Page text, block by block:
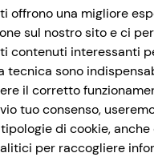
offrono una migliore
sul nostro sito e ci
contenuti interessanti
tecnica sono
il corretto
tuo consenso,
di cookie, anche
per raccogliere